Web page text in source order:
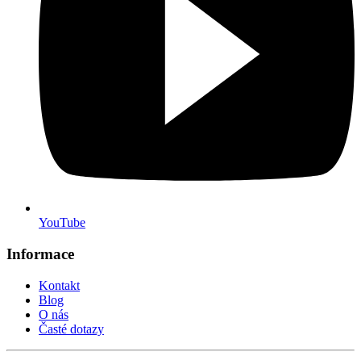
YouTube
Informace
Kontakt
Blog
O nás
Časté dotazy